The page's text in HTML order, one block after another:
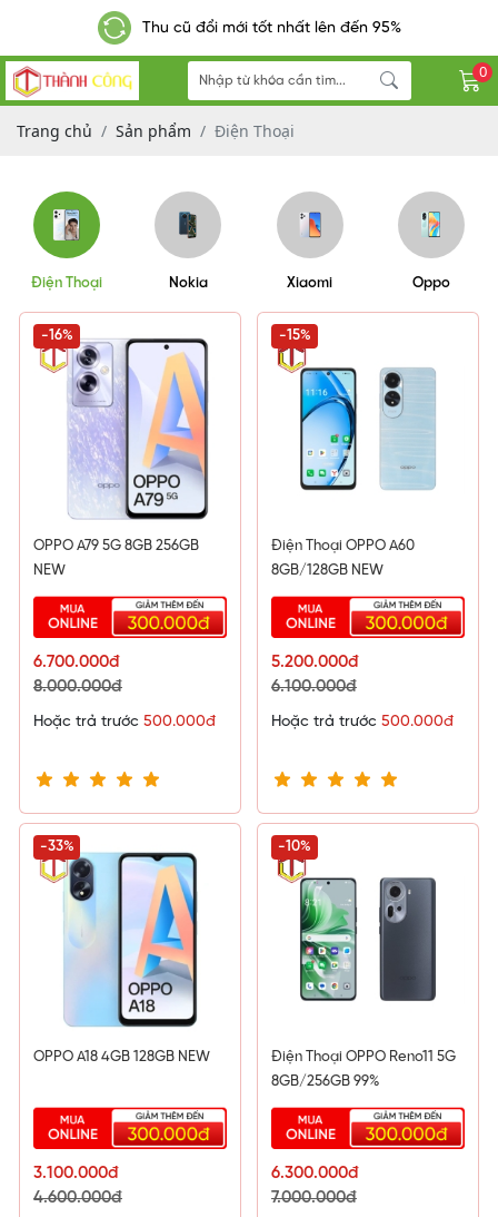
Thu cũ đổi mới tốt nhất lên đến 95%
0
Trang chủ Sản phẩm Điện Thoại
Điện Thoại Nokia Xiaomi Oppo
OPPO A79 5G 8GB 256GB
NEW
6.700.000đ
8.000.000đ
-16%
Hoặc trả trước 500.000đ
Điện Thoại OPPO A60
8GB/128GB NEW
5.200.000đ
6.100.000đ
-15%
Hoặc trả trước 500.000đ
OPPO A18 4GB 128GB NEW
3.100.000đ
4.600.000đ
-33%
Điện Thoại OPPO Reno11 5G
8GB/256GB 99%
6.300.000đ
7.000.000đ
-10%